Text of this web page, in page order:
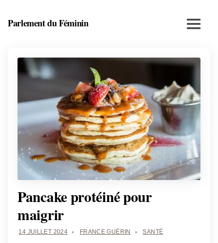
Parlement du Féminin
bien-
Menu
Pancake protéiné pour
maigrir
14 JUILLET 2024 FRANCE GUÉRIN SANTÉ